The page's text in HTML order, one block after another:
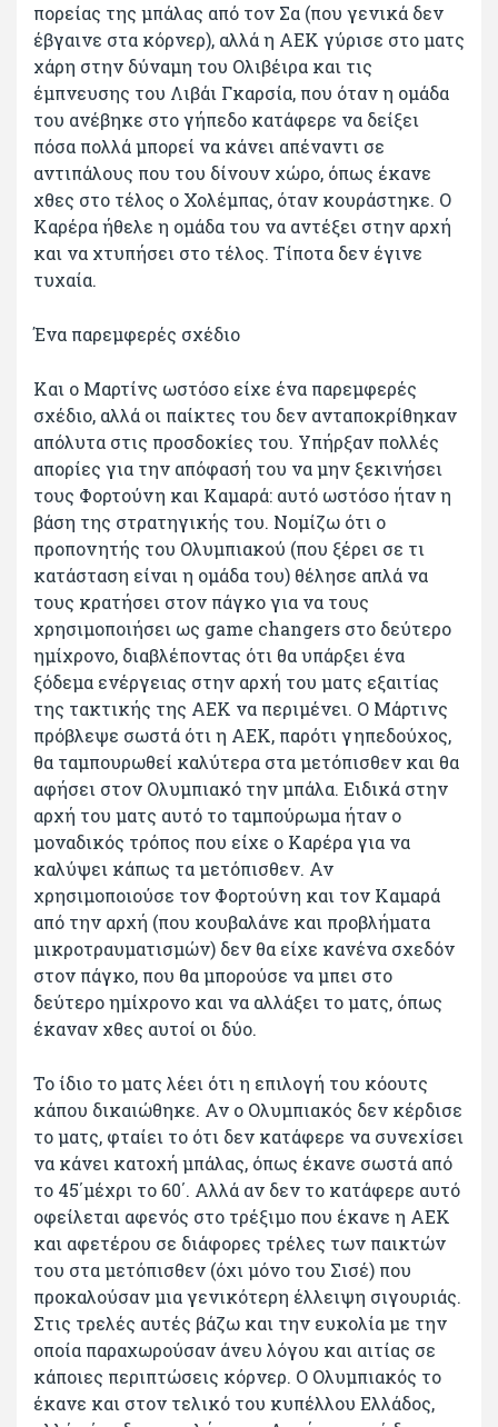
πορείας της μπάλας από τον Σα (που γενικά δεν
έβγαινε στα κόρνερ), αλλά η ΑΕΚ γύρισε στο ματς
χάρη στην δύναμη του Ολιβέιρα και τις
έμπνευσης του Λιβάι Γκαρσία, που όταν η ομάδα
του ανέβηκε στο γήπεδο κατάφερε να δείξει
πόσα πολλά μπορεί να κάνει απέναντι σε
αντιπάλους που του δίνουν χώρο, όπως έκανε
χθες στο τέλος ο Χολέμπας, όταν κουράστηκε. Ο
Καρέρα ήθελε η ομάδα του να αντέξει στην αρχή
και να χτυπήσει στο τέλος. Τίποτα δεν έγινε
τυχαία.
Ένα παρεμφερές σχέδιο
Και ο Μαρτίνς ωστόσο είχε ένα παρεμφερές
σχέδιο, αλλά οι παίκτες του δεν ανταποκρίθηκαν
απόλυτα στις προσδοκίες του. Υπήρξαν πολλές
απορίες για την απόφασή του να μην ξεκινήσει
τους Φορτούνη και Καμαρά: αυτό ωστόσο ήταν η
βάση της στρατηγικής του. Νομίζω ότι ο
προπονητής του Ολυμπιακού (που ξέρει σε τι
κατάσταση είναι η ομάδα του) θέλησε απλά να
τους κρατήσει στον πάγκο για να τους
χρησιμοποιήσει ως game changers στο δεύτερο
ημίχρονο, διαβλέποντας ότι θα υπάρξει ένα
ξόδεμα ενέργειας στην αρχή του ματς εξαιτίας
της τακτικής της ΑΕΚ να περιμένει. Ο Μάρτινς
πρόβλεψε σωστά ότι η ΑΕΚ, παρότι γηπεδούχος,
θα ταμπουρωθεί καλύτερα στα μετόπισθεν και θα
αφήσει στον Ολυμπιακό την μπάλα. Ειδικά στην
αρχή του ματς αυτό το ταμπούρωμα ήταν ο
μοναδικός τρόπος που είχε ο Καρέρα για να
καλύψει κάπως τα μετόπισθεν. Αν
χρησιμοποιούσε τον Φορτούνη και τον Καμαρά
από την αρχή (που κουβαλάνε και προβλήματα
μικροτραυματισμών) δεν θα είχε κανένα σχεδόν
στον πάγκο, που θα μπορούσε να μπει στο
δεύτερο ημίχρονο και να αλλάξει το ματς, όπως
έκαναν χθες αυτοί οι δύο.
Το ίδιο το ματς λέει ότι η επιλογή του κόουτς
κάπου δικαιώθηκε. Αν ο Ολυμπιακός δεν κέρδισε
το ματς, φταίει το ότι δεν κατάφερε να συνεχίσει
να κάνει κατοχή μπάλας, όπως έκανε σωστά από
το 45΄μέχρι το 60΄. Αλλά αν δεν το κατάφερε αυτό
οφείλεται αφενός στο τρέξιμο που έκανε η ΑΕΚ
και αφετέρου σε διάφορες τρέλες των παικτών
του στα μετόπισθεν (όχι μόνο του Σισέ) που
προκαλούσαν μια γενικότερη έλλειψη σιγουριάς.
Στις τρελές αυτές βάζω και την ευκολία με την
οποία παραχωρούσαν άνευ λόγου και αιτίας σε
κάποιες περιπτώσεις κόρνερ. Ο Ολυμπιακός το
έκανε και στον τελικό του κυπέλλου Ελλάδος,